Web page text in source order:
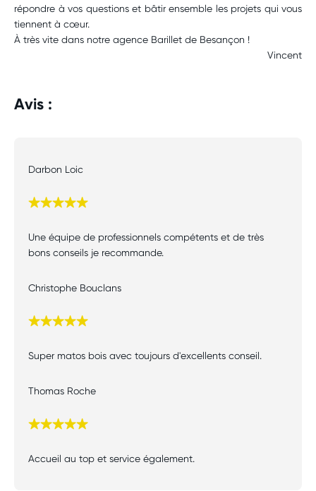
répondre à vos questions et bâtir ensemble les projets qui vous
tiennent à cœur.
À très vite dans notre agence Barillet de Besançon !
Vincent
Avis :
Darbon Loic
Note
5/5
Une équipe de professionnels compétents et de très
bons conseils je recommande.
Christophe Bouclans
Note
5/5
Super matos bois avec toujours d'excellents conseil.
Thomas Roche
Note
5/5
Accueil au top et service également.